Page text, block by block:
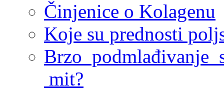
Činjenice o Kolagenu
Koje su prednosti
Brzo podmlađivanje
mit?